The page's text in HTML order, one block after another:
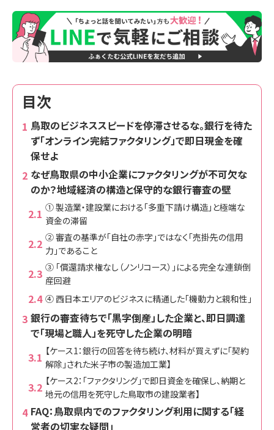
目次
鳥取のビジネススピードを停滞させるな。銀行を待た
ず「オンライン完結ファクタリング」で即日現金を確
保せよ
なぜ鳥取県の中小企業にファクタリングが不可欠な
のか？地域経済の構造と保守的な銀行審査の壁
① 製造業・建設業における「多重下請け構造」と極端な
資金の滞留
② 審査の基準が「自社の赤字」ではなく「売掛先の信用
力」であること
③ 「償還請求権なし（ノンリコース）」による完全な連鎖倒
産回避
④ 西日本エリアのビジネスに精通した「機動力と親和性」
銀行の審査待ちで「黒字倒産」した企業と、即日調達
で「現場と職人」を死守した企業の明暗
【ケース1：銀行の回答を待ち続け、材料が買えずに「契約
解除」された米子市の製造加工業】
【ケース2：「ファクタリング」で即日資金を確保し、納期と
地元の信用を死守した鳥取市の建設業者】
FAQ：鳥取県内でのファクタリング利用に関する「経
営者の切実な疑問」